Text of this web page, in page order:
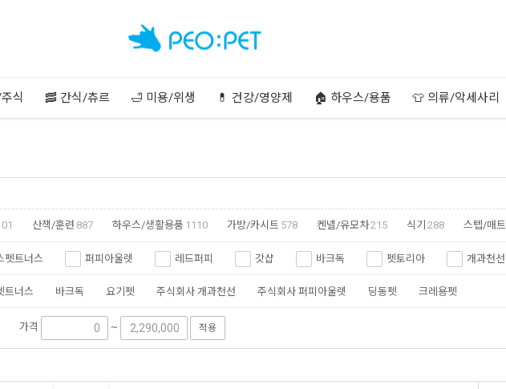
식 🥓 간식/츄르 🛁 미용/위생 💊 건강/영양제 🏠 하우스/용품 👕 의류/악세사리
산책/훈련 887 하우스/생활용품 1110 가방/카시트 578 켄넬/유모차215 식기 288 스텝/매트
펫트너스 퍼피아울렛 레드퍼피 갓샵 바크독 펫토리아 개과천선
트너스 바크독 요기펫 주식회사 개과천선 주식회사 퍼피아울렛 딩동펫 크레용펫
가격 ~ 적용